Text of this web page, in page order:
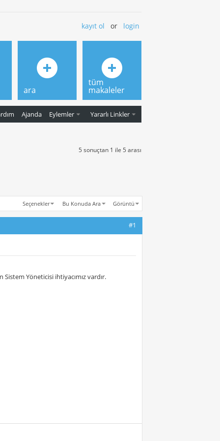
kayıt ol or login
Ajanda Eylemler Yararlı Linkler
ara
tüm
makaleler
5 sonuçtan 1 ile 5 arası
Seçenekler Bu Konuda Ara Görüntü
#1
Yöneticisi ihtiyacımız vardır.